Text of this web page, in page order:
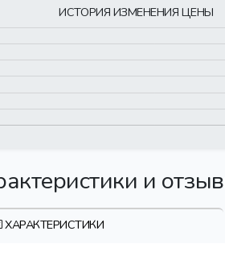
ИСТОРИЯ ИЗМЕНЕНИЯ ЦЕНЫ
и
ХАРАКТЕРИСТИКИ